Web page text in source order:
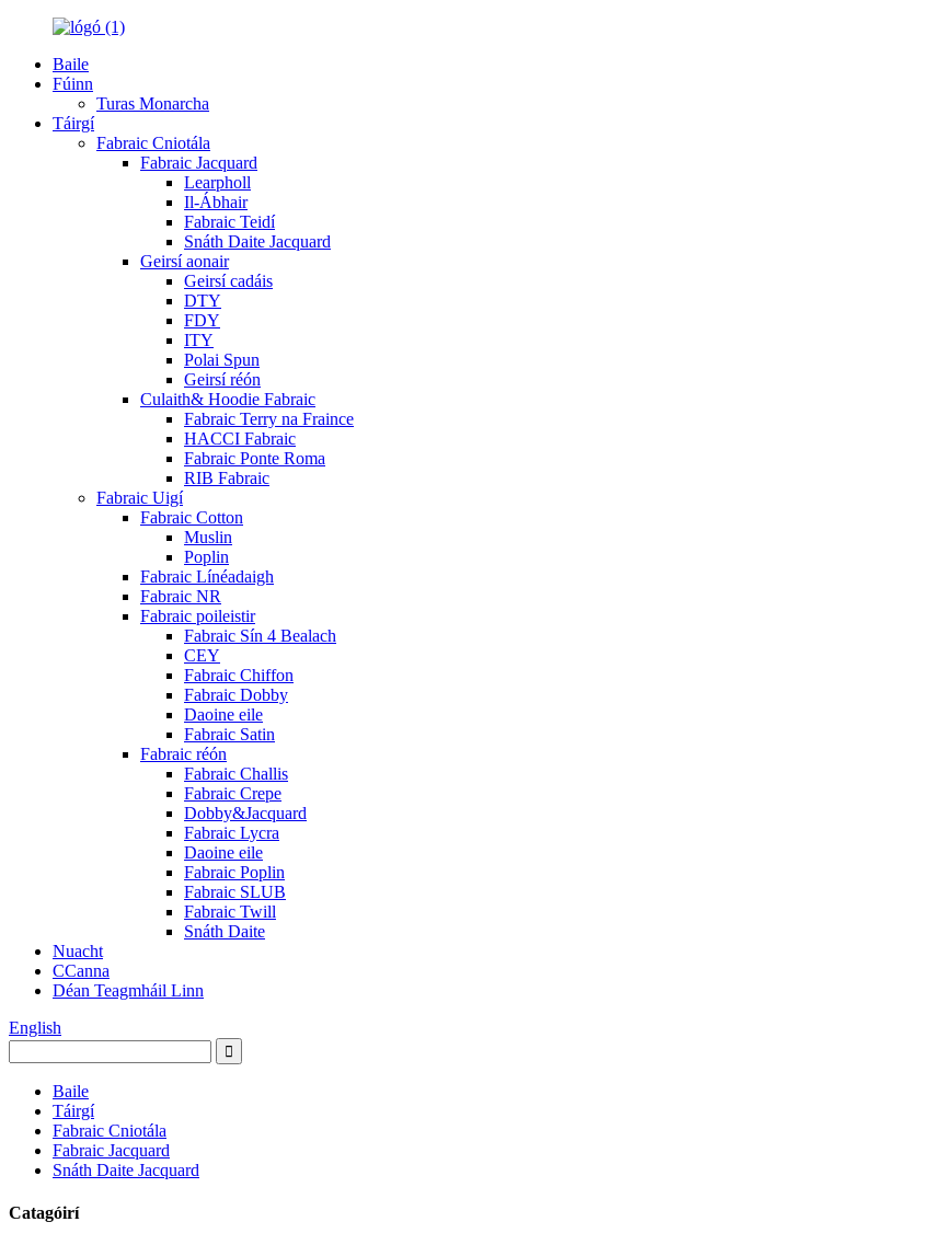
Baile
Fúinn
Turas Monarcha
Táirgí
Fabraic Cniotála
Fabraic Jacquard
Learpholl
Il-Ábhair
Fabraic Teidí
Snáth Daite Jacquard
Geirsí aonair
Geirsí cadáis
DTY
FDY
ITY
Polai Spun
Geirsí réón
Culaith& Hoodie Fabraic
Fabraic Terry na Fraince
HACCI Fabraic
Fabraic Ponte Roma
RIB Fabraic
Fabraic Uigí
Fabraic Cotton
Muslin
Poplin
Fabraic Línéadaigh
Fabraic NR
Fabraic poileistir
Fabraic Sín 4 Bealach
CEY
Fabraic Chiffon
Fabraic Dobby
Daoine eile
Fabraic Satin
Fabraic réón
Fabraic Challis
Fabraic Crepe
Dobby&Jacquard
Fabraic Lycra
Daoine eile
Fabraic Poplin
Fabraic SLUB
Fabraic Twill
Snáth Daite
Nuacht
CCanna
Déan Teagmháil Linn
English
Baile
Táirgí
Fabraic Cniotála
Fabraic Jacquard
Snáth Daite Jacquard
Catagóirí